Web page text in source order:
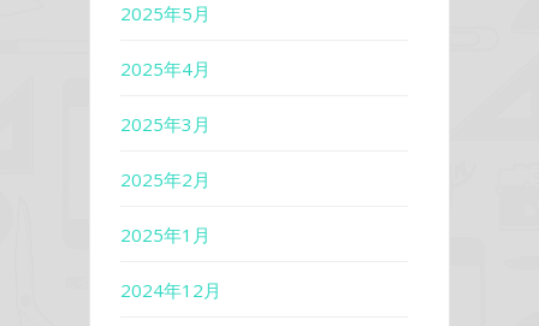
2025年5月
2025年4月
2025年3月
2025年2月
2025年1月
2024年12月